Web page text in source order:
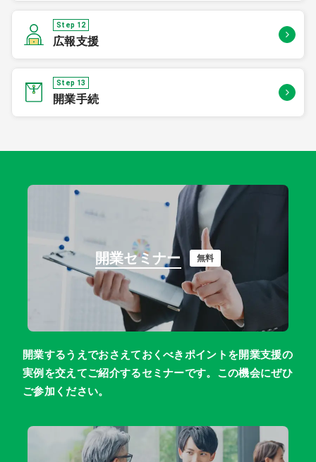
Step 12
広報支援
Step 13
開業手続
開業セミナー 無料
開業するうえでおさえておくべきポイントを開業支援の
実例を交えてご紹介するセミナーです。この機会にぜひ
ご参加ください。